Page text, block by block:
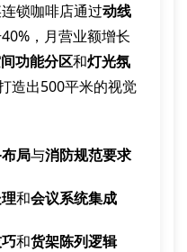
锁咖啡店通过动线
，月营业额增长
功能分区和灯光氛
造出500平米的视觉
局与消防规范要求
和会议系统集成
和货架陈列逻辑